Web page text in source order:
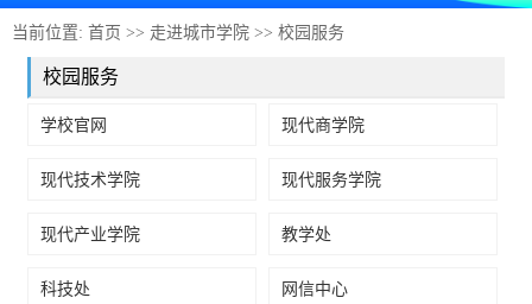
当前位置: 首页 >> 走进城市学院 >> 校园服务
校园服务
学校官网 现代商学院
现代技术学院 现代服务学院
现代产业学院 教学处
科技处 网信中心